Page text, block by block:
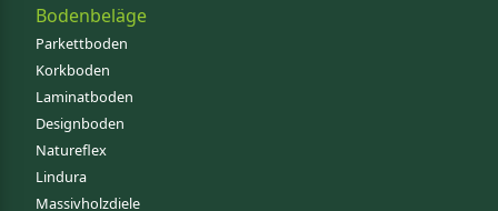
Bodenbeläge
Parkettboden
Korkboden
Laminatboden
Designboden
Natureflex
Lindura
Massivholzdiele